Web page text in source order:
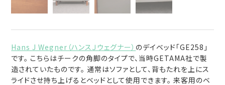
Hans J Wegner（ハンスＪウェグナー） のデイベッド「GE258」
です。 こちらはチークの角脚のタイプで、当時GETAMA社で製
造されていたものです。 通常はソファとして、背もたれを上にス
ライドさせ持ち上げるとベッドとして使用できます。 来客用のベ